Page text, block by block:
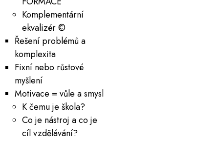
Komplementární
ekvalizér ©
Řešení problémů a
komplexita
Fixní nebo růstové
myšlení
Motivace = vůle a smysl
K čemu je škola?
Co je nástroj a co je
cíl vzdělávání?